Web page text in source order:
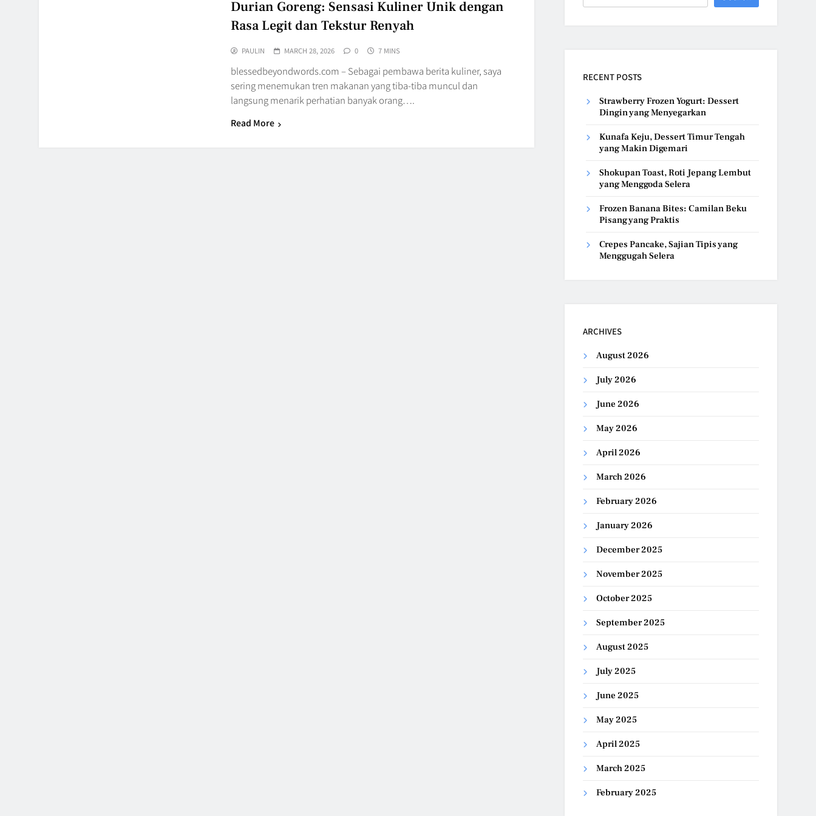
Durian Goreng: Sensasi Kuliner Unik dengan
Rasa Legit dan Tekstur Renyah
PAULIN MARCH 28, 2026 0 7 MINS
blessedbeyondwords.com – Sebagai pembawa berita kuliner, saya
sering menemukan tren makanan yang tiba-tiba muncul dan
langsung menarik perhatian banyak orang….
Read More
RECENT POSTS
Strawberry Frozen Yogurt: Dessert
Dingin yang Menyegarkan
Kunafa Keju, Dessert Timur Tengah
yang Makin Digemari
Shokupan Toast, Roti Jepang Lembut
yang Menggoda Selera
Frozen Banana Bites: Camilan Beku
Pisang yang Praktis
Crepes Pancake, Sajian Tipis yang
Menggugah Selera
ARCHIVES
August 2026
July 2026
June 2026
May 2026
April 2026
March 2026
February 2026
January 2026
December 2025
November 2025
October 2025
September 2025
August 2025
July 2025
June 2025
May 2025
April 2025
March 2025
February 2025